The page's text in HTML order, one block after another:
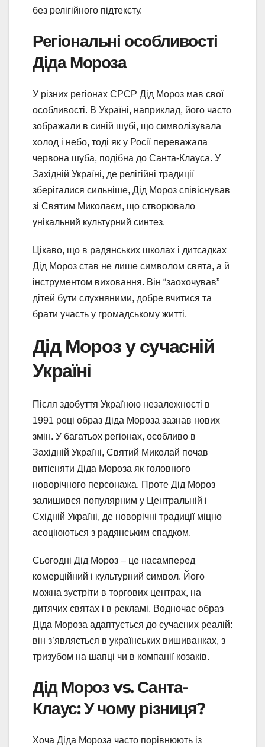
без релігійного підтексту.
Регіональні особливості
Діда Мороза
У різних регіонах СРСР Дід Мороз мав свої
особливості. В Україні, наприклад, його часто
зображали в синій шубі, що символізувала
холод і небо, тоді як у Росії переважала
червона шуба, подібна до Санта-Клауса. У
Західній Україні, де релігійні традиції
зберігалися сильніше, Дід Мороз співіснував
зі Святим Миколаєм, що створювало
унікальний культурний синтез.
Цікаво, що в радянських школах і дитсадках
Дід Мороз став не лише символом свята, а й
інструментом виховання. Він “заохочував”
дітей бути слухняними, добре вчитися та
брати участь у громадському житті.
Дід Мороз у сучасній
Україні
Після здобуття Україною незалежності в
1991 році образ Діда Мороза зазнав нових
змін. У багатьох регіонах, особливо в
Західній Україні, Святий Миколай почав
витісняти Діда Мороза як головного
новорічного персонажа. Проте Дід Мороз
залишився популярним у Центральній і
Східній Україні, де новорічні традиції міцно
асоціюються з радянським спадком.
Сьогодні Дід Мороз – це насамперед
комерційний і культурний символ. Його
можна зустріти в торгових центрах, на
дитячих святах і в рекламі. Водночас образ
Діда Мороза адаптується до сучасних реалій:
він з’являється в українських вишиванках, з
тризубом на шапці чи в компанії козаків.
Дід Мороз vs. Санта-
Клаус: У чому різниця?
Хоча Діда Мороза часто порівнюють із